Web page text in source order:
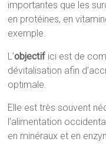
importantes que les
en protéines, en
exemple.
L’objectif ici est de
dévitalisation afin
optimale.
Elle est très souvent
l’alimentation
en minéraux et en